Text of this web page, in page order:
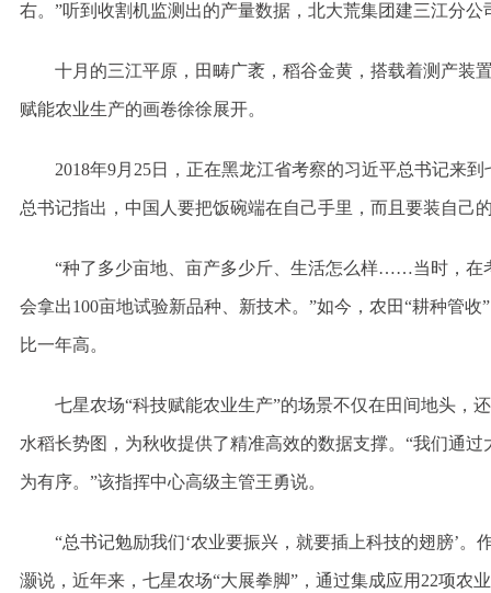
右。”听到收割机监测出的产量数据，北大荒集团建三江分
十月的三江平原，田畴广袤，稻谷金黄，搭载着测产装
赋能农业生产的画卷徐徐展开。
2018年9月25日，正在黑龙江省考察的习近平总书记来
总书记指出，中国人要把饭碗端在自己手里，而且要装自己
“种了多少亩地、亩产多少斤、生活怎么样……当时，在
会拿出100亩地试验新品种、新技术。”如今，农田“耕种管
比一年高。
七星农场“科技赋能农业生产”的场景不仅在田间地头，
水稻长势图，为秋收提供了精准高效的数据支撑。“我们通
为有序。”该指挥中心高级主管王勇说。
“总书记勉励我们‘农业要振兴，就要插上科技的翅膀’
灏说，近年来，七星农场“大展拳脚”，通过集成应用22项农